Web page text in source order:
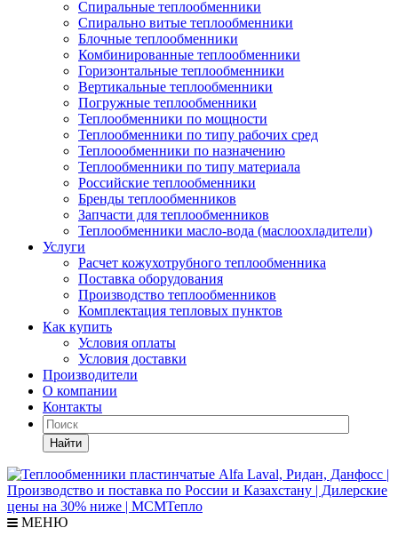
Спиральные теплообменники
Спирально витые теплообменники
Блочные теплообменники
Комбинированные теплообменники
Горизонтальные теплообменники
Вертикальные теплообменники
Погружные теплообменники
Теплообменники по мощности
Теплообменники по типу рабочих сред
Теплоообменники по назначению
Теплообменники по типу материала
Российские теплообменники
Бренды теплообменников
Запчасти для теплообменников
Теплообменники масло-вода (маслоохладители)
Услуги
Расчет кожухотрубного теплообменника
Поставка оборудования
Производство теплообменников
Комплектация тепловых пунктов
Как купить
Условия оплаты
Условия доставки
Производители
О компании
Контакты
Найти
МЕНЮ